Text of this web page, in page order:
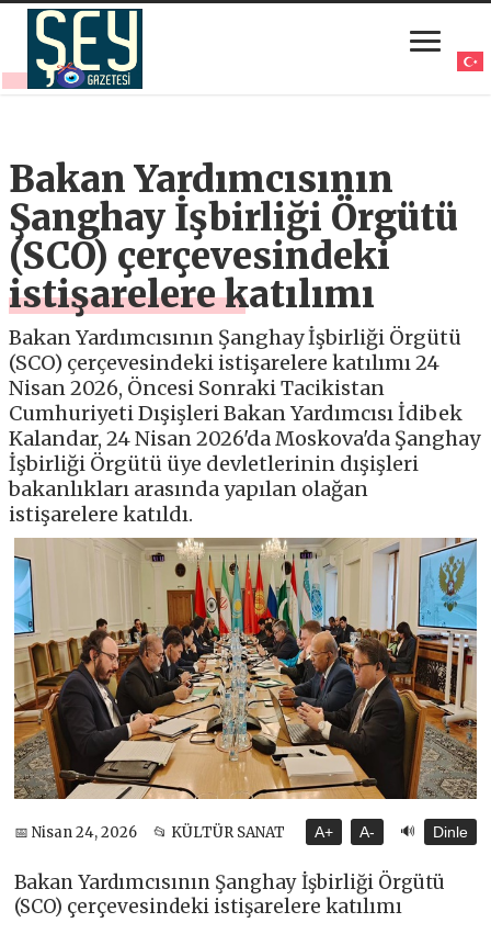
Bakan Yardımcısının
Şanghay İşbirliği Örgütü
(SCO) çerçevesindeki
istişarelere katılımı
Bakan Yardımcısının Şanghay İşbirliği Örgütü
(SCO) çerçevesindeki istişarelere katılımı 24
Nisan 2026, Öncesi Sonraki Tacikistan
Cumhuriyeti Dışişleri Bakan Yardımcısı İdibek
Kalandar, 24 Nisan 2026'da Moskova'da Şanghay
İşbirliği Örgütü üye devletlerinin dışişleri
bakanlıkları arasında yapılan olağan
istişarelere katıldı.
📅 Nisan 24, 2026 📂 KÜLTÜR SANAT A+ A- 🔊 Dinle
Bakan Yardımcısının Şanghay İşbirliği Örgütü
(SCO) çerçevesindeki istişarelere katılımı